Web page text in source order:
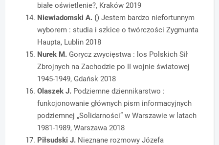
białe oświetlenie?, Kraków 2019
Niewiadomski A. () Jestem bardzo niefortunnym
wyborem : studia i szkice o twórczości Zygmunta
Haupta, Lublin 2018
Nurek M. Gorycz zwycięstwa : los Polskich Sił
Zbrojnych na Zachodzie po II wojnie światowej
1945-1949, Gdańsk 2018
Olaszek J. Podziemne dziennikarstwo :
funkcjonowanie głównych pism informacyjnych
podziemnej „Solidarności” w Warszawie w latach
1981-1989, Warszawa 2018
Piłsudski J. Nieznane rozmowy Józefa